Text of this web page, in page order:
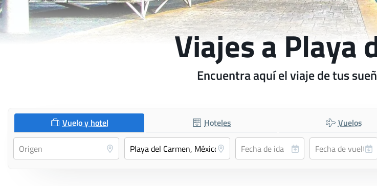
Viajes a Playa
Encuentra aquí el viaje de tus
Vuelo y hotel Hoteles Vuelos